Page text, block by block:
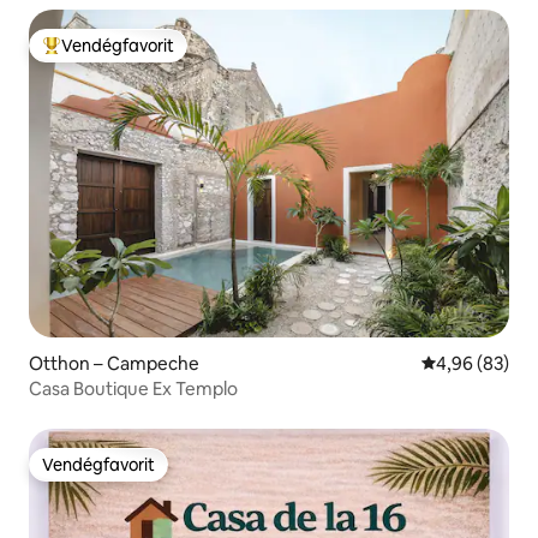
Kiemelt vendégfavorit
Vendégfavorit
Otthon – Campeche Átlagos
4,96 (83)
Casa Boutique Ex Templo
Vendégfavorit
Vendégfavorit